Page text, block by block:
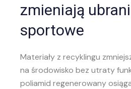
zmieniają
sportowe
Materiały z recyklingu
na środowisko bez utraty
poliamid regenerowany